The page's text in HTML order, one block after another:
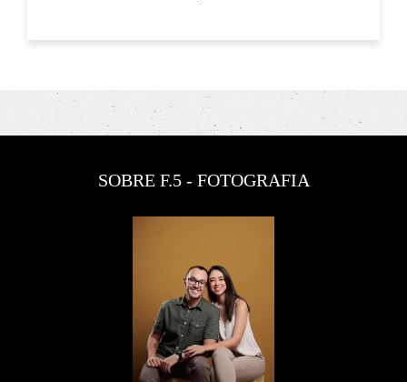
SOBRE F.5 - FOTOGRAFIA